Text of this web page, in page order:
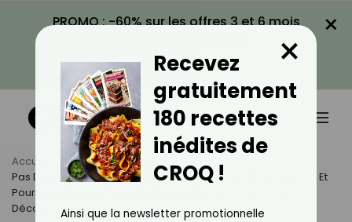
PROMO : -60% sur les offres 3 et 6 mois
VOIR LA PROMO
×
Accueil Actus
Actualités
Pas De Footing, Pas De Salle De Sport, Pas De HIIT Au Réveil… Et
Pourtant, Marine A Perdu 5 Kilos En Quelques Semaines.
Découvrez Son Secret.
Recevez
gratuitement
180 recettes
inédites de
CROQ !
×
Ainsi que la newsletter promotionnelle